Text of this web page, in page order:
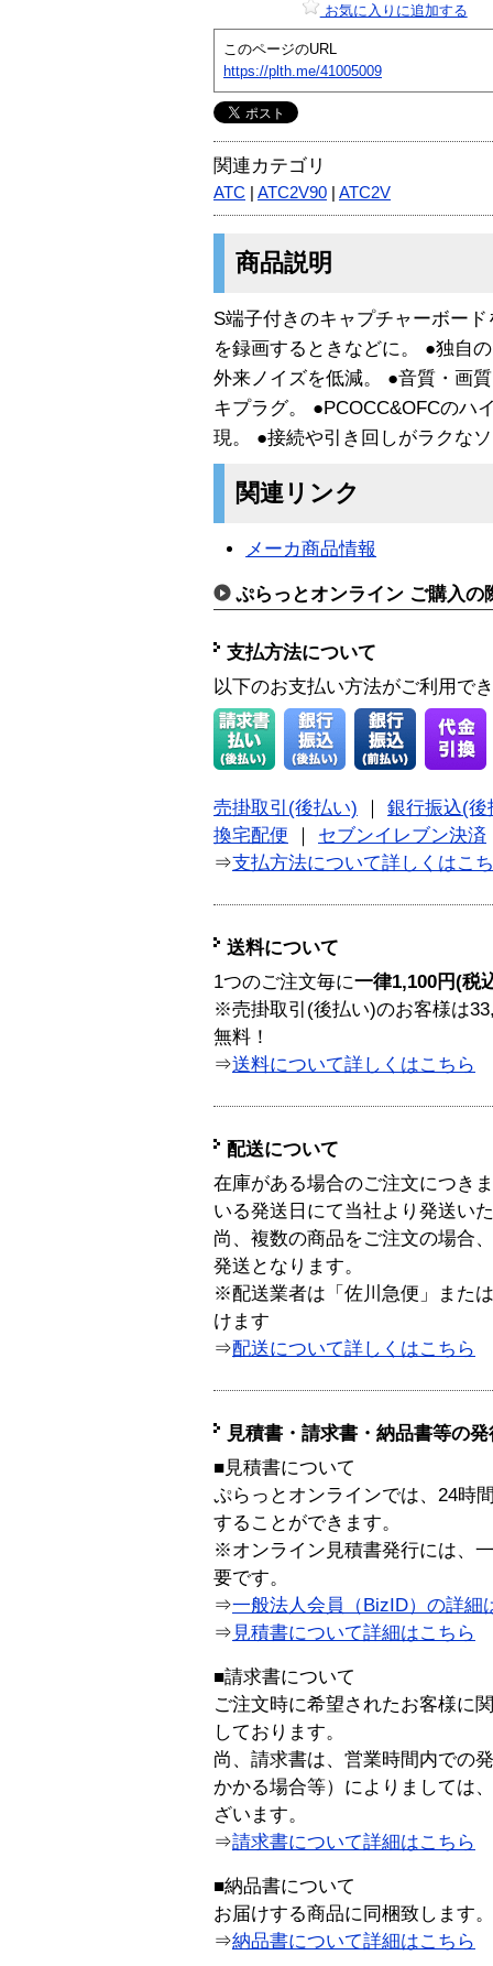
お気に入りに追加する
このページのURL
https://plth.me/41005009
関連カテゴリ
ATC ATC2V90 ATC2V
商品説明
S端子付きのキャプチャーボー
を録画するときなどに。 ●独自
外来ノイズを低減。 ●音質・画
キプラグ。 ●PCOCC&OFCのハ
現。 ●接続や引き回しがラクな
関連リンク
メーカ商品情報
ぷらっとオンライン ご購入の
支払方法について
以下のお支払い方法がご利用で
売掛取引(後払い)
銀行振込(後
換宅配便
セブンイレブン決済
⇒支払方法について詳しくはこ
送料について
1つのご注文毎に一律1,100円(税
※売掛取引(後払い)のお客様は
無料！
⇒送料について詳しくはこちら
配送について
在庫がある場合のご注文につき
いる発送日にて当社より発送い
尚、複数の商品をご注文の場合
発送となります。
※配送業者は「佐川急便」また
けます
⇒配送について詳しくはこちら
見積書・請求書・納品書等の
■見積書について
ぷらっとオンラインでは、24時
することができます。
※オンライン見積書発行には、
要です。
⇒一般法人会員（BizID）の詳細
⇒ 見積書について詳細はこちら
■請求書について
ご注文時に希望されたお客様に
しております。
尚、請求書は、営業時間内での
かかる場合等）によりましては
ざいます。
⇒請求書について詳細はこちら
■納品書について
お届けする商品に同梱致します。
⇒納品書について詳細はこちら